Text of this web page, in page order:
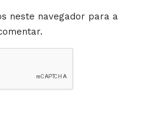
neste navegador para a